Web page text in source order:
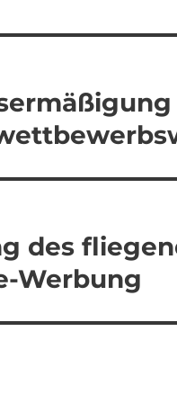
des
Werbung